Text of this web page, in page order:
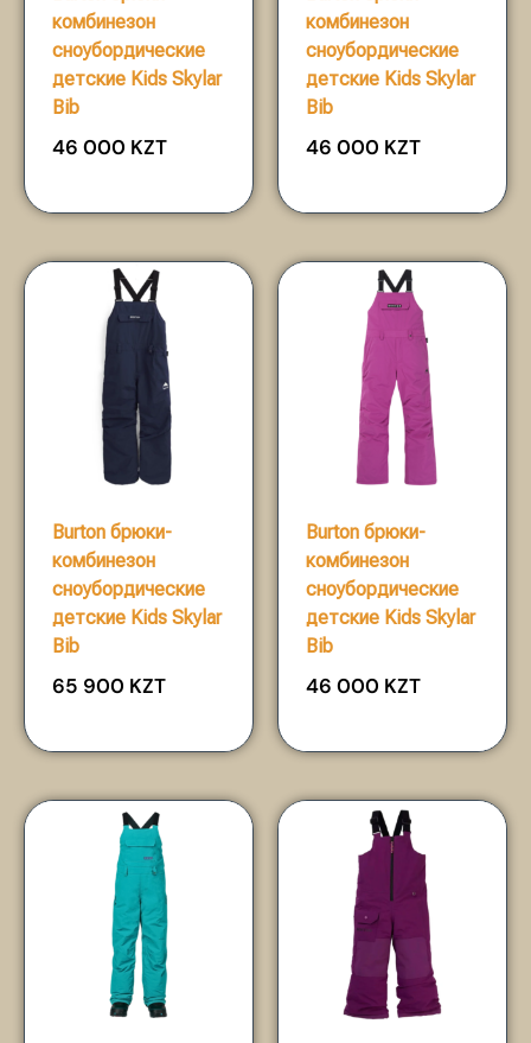
комбинезон
сноубордические
детские Kids Skylar
Bib
46 000 KZT
комбинезон
сноубордические
детские Kids Skylar
Bib
46 000 KZT
Burton брюки-
комбинезон
сноубордические
детские Kids Skylar
Bib
65 900 KZT
Burton брюки-
комбинезон
сноубордические
детские Kids Skylar
Bib
46 000 KZT